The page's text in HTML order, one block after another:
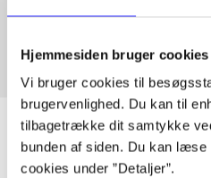
Hjemmesiden bruger cookies
Vi bruger cookies til
brugervenlighed. Du kan til
tilbagetrække dit samtykke
bunden af siden. Du kan læse
cookies under ”Detaljer”.